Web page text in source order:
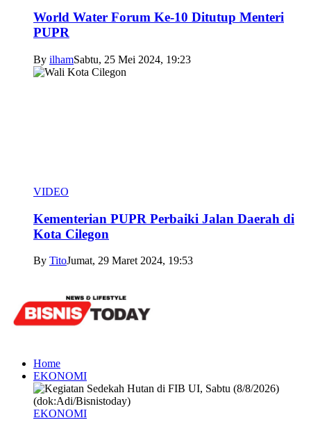
World Water Forum Ke-10 Ditutup Menteri
PUPR
By ilhamSabtu, 25 Mei 2024, 19:23
VIDEO
Kementerian PUPR Perbaiki Jalan Daerah di
Kota Cilegon
By TitoJumat, 29 Maret 2024, 19:53
Home
EKONOMI
EKONOMI